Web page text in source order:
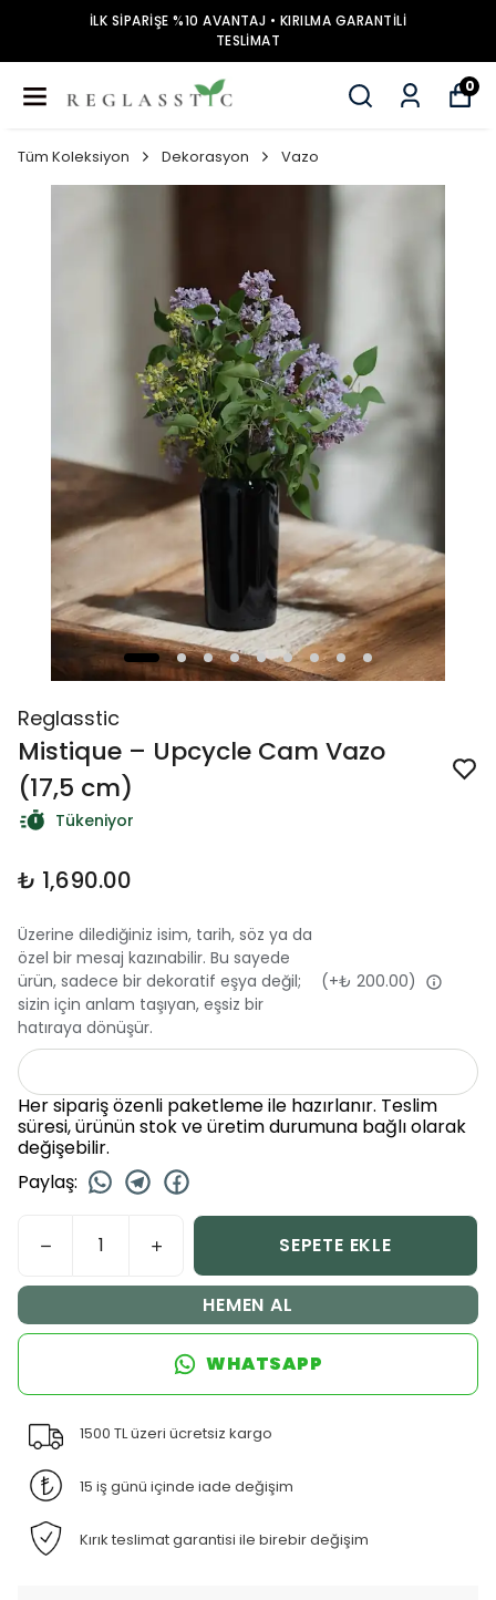
İLK SİPARİŞE %10 AVANTAJ • KIRILMA GARANTİLİ
TESLİMAT
0
Tüm Koleksiyon Dekorasyon Vazo
Reglasstic
Mistique – Upcycle Cam Vazo
(17,5 cm)
Tükeniyor
₺ 1,690.00
Üzerine dilediğiniz isim, tarih, söz ya da
özel bir mesaj kazınabilir. Bu sayede
ürün, sadece bir dekoratif eşya değil;
sizin için anlam taşıyan, eşsiz bir
hatıraya dönüşür.
(+₺ 200.00)
Her sipariş özenli paketleme ile hazırlanır. Teslim
süresi, ürünün stok ve üretim durumuna bağlı olarak
değişebilir.
Paylaş:
SEPETE EKLE
HEMEN AL
WHATSAPP
1500 TL üzeri ücretsiz kargo
15 iş günü içinde iade değişim
Kırık teslimat garantisi ile birebir değişim